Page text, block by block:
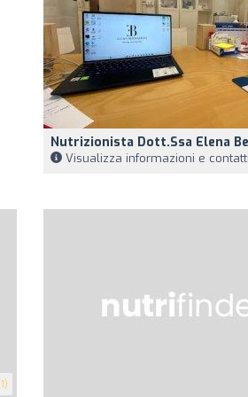
Nutrizionista Dott.ssa Elena
Visualizza informazioni e contatti